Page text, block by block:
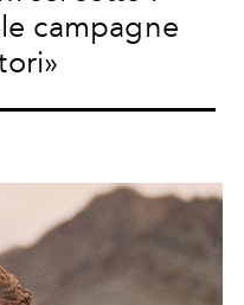
campagne